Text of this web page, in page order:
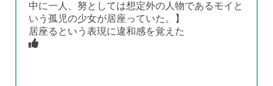
中に一人、努としては想定外の人物であるモイと
いう孤児の少女が居座っていた。】
居座るという表現に違和感を覚えた